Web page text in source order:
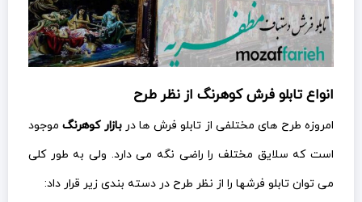
انواع تابلو فرش کوهرنگ از نظر طرح
امروزه طرح های مختلفی از تابلو فرش ها دربازار کوهرنگ موجود
است که سلایق مختلف را راضی نگه می دارد. ولی به طور کلی
می توان تابلو فرشها را از نظر طرح در دسته بندی زیر قرار داد: